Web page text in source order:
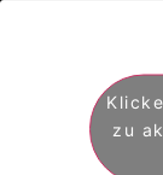
zu